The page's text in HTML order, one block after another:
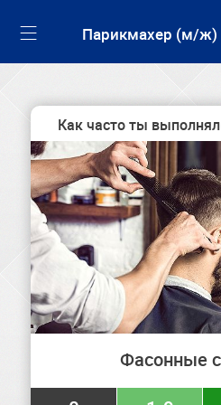
Парикмахер (м/ж)
Как часто ты
Фасонные